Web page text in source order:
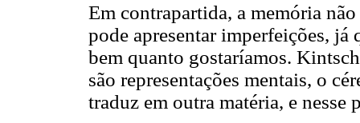
Em contrapartida, a memória
pode apresentar imperfeições, já
bem quanto gostaríamos.
são representações mentais, o
traduz em outra matéria, e nesse